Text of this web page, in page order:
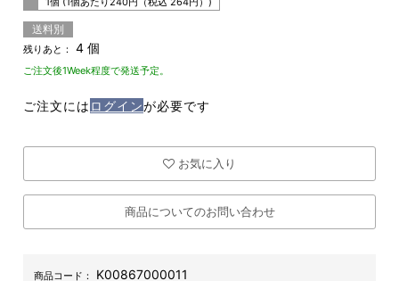
送料別
残りあと： 4 個
ご注文後1Week程度で発送予定。
ご注文には ログインが必要です
お気に入り
商品についてのお問い合わせ
商品コード： K00867000011